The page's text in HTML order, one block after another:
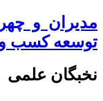
مدیران و
توسعه کسب و
نخبگان علمی